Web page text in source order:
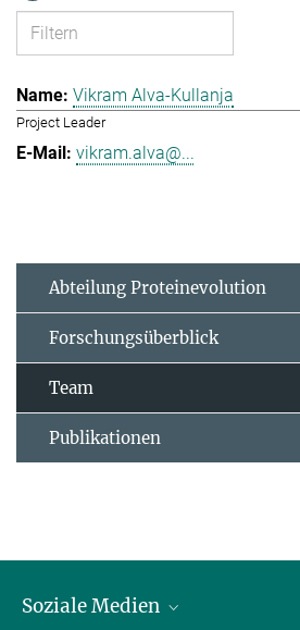
Vikram Alva-Kullanja
Project Leader
vikram.alva@...
Abteilung Proteinevolution
Forschungsüberblick
Team
Publikationen
Soziale Medien